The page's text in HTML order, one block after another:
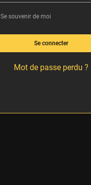
Se souvenir de moi
Se connecter
Mot de passe perdu ?